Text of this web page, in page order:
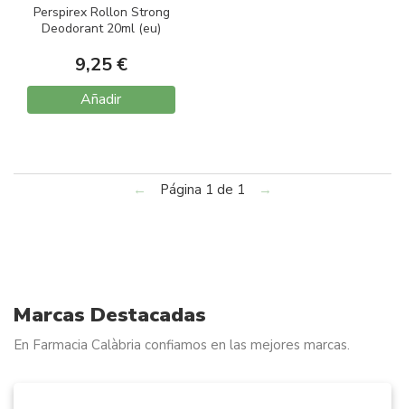
Perspirex Rollon Strong
Deodorant 20ml (eu)
9,25 €
Añadir
← Página 1 de 1 →
Marcas Destacadas
En Farmacia Calàbria confiamos en las mejores marcas.